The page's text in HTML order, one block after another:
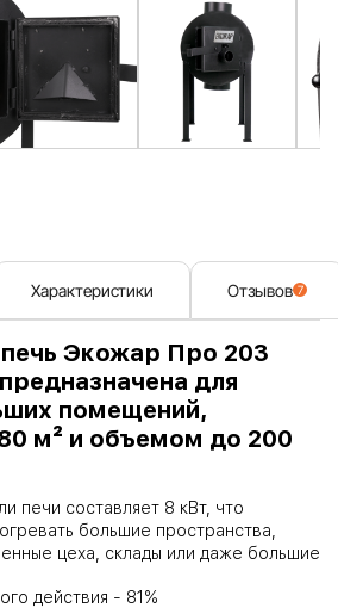
Характеристики Отзывов 7
Экожар Про 203
для
помещений,
м² и объемом до 200
печи составляет 8 кВт, что
большие пространства,
цеха, склады или даже большие
действия - 81%